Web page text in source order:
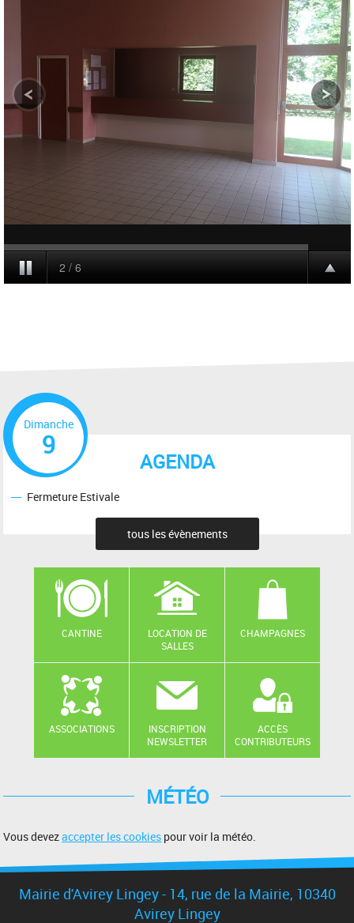
AGENDA
Dimanche
9
Fermeture Estivale
tous les évènements
CANTINE
LOCATION DE
SALLES
CHAMPAGNES
ASSOCIATIONS
INSCRIPTION
NEWSLETTER
ACCÈS
CONTRIBUTEURS
MÉTÉO
Vous devezaccepter les cookies pour voir la météo.
Mairie d'Avirey Lingey - 14, rue de la Mairie, 10340
Avirey Lingey